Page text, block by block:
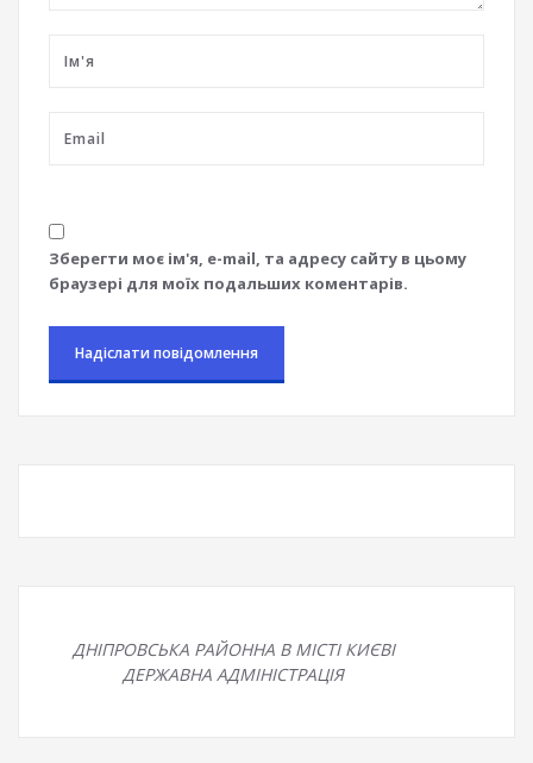
Зберегти моє ім'я, e-mail, та адресу сайту в цьому
браузері для моїх подальших коментарів.
ДНІПРОВСЬКА РАЙОННА В МІСТІ КИЄВІ
ДЕРЖАВНА АДМІНІСТРАЦІЯ